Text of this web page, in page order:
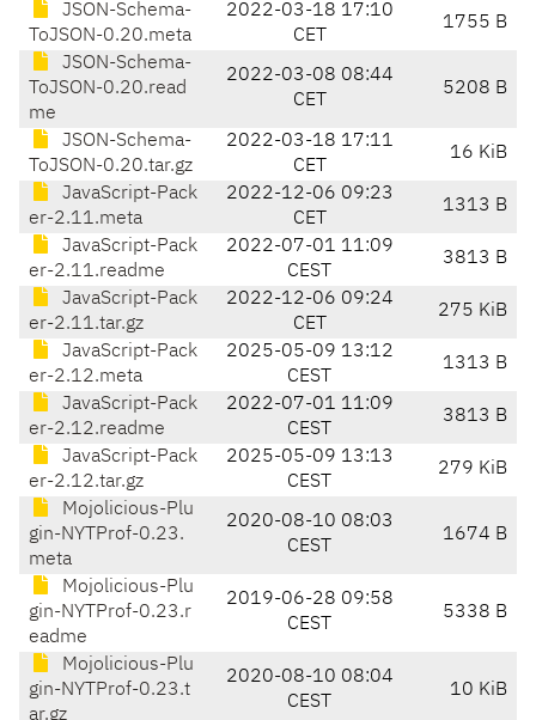
JSON-Schema-
ToJSON-0.20.meta
2022-03-18 17:10
CET
1755 B
JSON-Schema-
ToJSON-0.20.read
me
2022-03-08 08:44
CET
5208 B
JSON-Schema-
ToJSON-0.20.tar.gz
2022-03-18 17:11
CET
16 KiB
JavaScript-Pack
er-2.11.meta
2022-12-06 09:23
CET
1313 B
JavaScript-Pack
er-2.11.readme
2022-07-01 11:09
CEST
3813 B
JavaScript-Pack
er-2.11.tar.gz
2022-12-06 09:24
CET
275 KiB
JavaScript-Pack
er-2.12.meta
2025-05-09 13:12
CEST
1313 B
JavaScript-Pack
er-2.12.readme
2022-07-01 11:09
CEST
3813 B
JavaScript-Pack
er-2.12.tar.gz
2025-05-09 13:13
CEST
279 KiB
Mojolicious-Plu
gin-NYTProf-0.23.
meta
2020-08-10 08:03
CEST
1674 B
Mojolicious-Plu
gin-NYTProf-0.23.r
eadme
2019-06-28 09:58
CEST
5338 B
Mojolicious-Plu
gin-NYTProf-0.23.t
ar.gz
2020-08-10 08:04
CEST
10 KiB